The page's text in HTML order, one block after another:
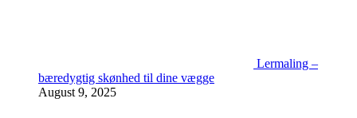
Lermaling –
bæredygtig skønhed til dine vægge
August 9, 2025